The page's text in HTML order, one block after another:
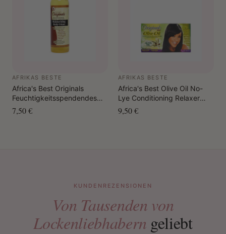
AFRIKAS BESTE
Africa's Best Originals
Feuchtigkeitsspendendes
Körperglanz-Pflegespray
355 ml
7,50 €
AFRIKAS BESTE
Africa's Best Olive Oil No-
Lye Conditioning Relaxer
System (Regular) (1
vollständige Anwendung)
9,50 €
KUNDENREZENSIONEN
Von Tausenden von
Lockenliebhabern geliebt